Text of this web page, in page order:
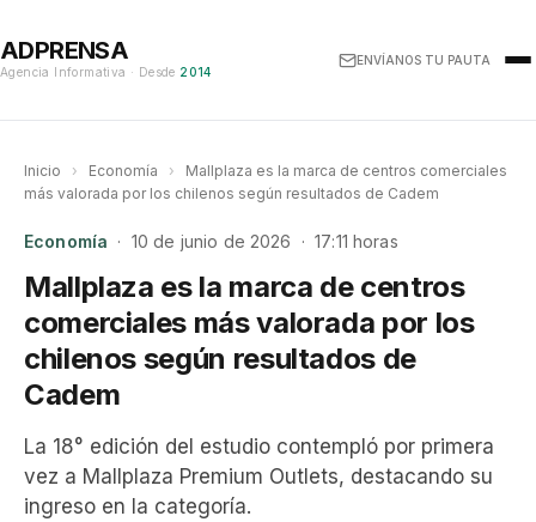
ADPRENSA
Agencia Informativa · Desde 2014
ENVÍANOS TU PAUTA
Inicio › Economía ›
Mallplaza es la marca de centros comerciales
más valorada por los chilenos según resultados de Cadem
Economía · 10 de junio de 2026 · 17:11 horas
Mallplaza es la marca de centros
comerciales más valorada por los
chilenos según resultados de
Cadem
La 18° edición del estudio contempló por primera
vez a Mallplaza Premium Outlets, destacando su
ingreso en la categoría.